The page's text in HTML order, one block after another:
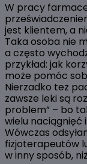
W pracy
jest klientem, a
Taka osoba nie
a często
przykład: jak
może pomóc
Nierzadko też
zawsze leki są
problem” – bo
wielu naciągnięć
Wówczas
fizjoterapeutów
w inny sposób,